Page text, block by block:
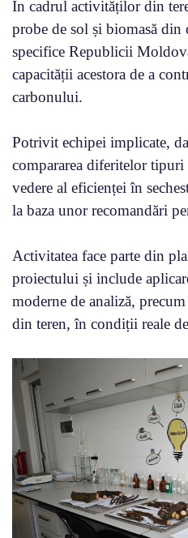
În cadrul activităților din
probe de sol și biomasă din
specifice Republicii
capacității acestora de a
carbonului.
Potrivit echipei implicate,
compararea diferitelor
vedere al eficienței în
la baza unor recomandări
Activitatea face parte din
proiectului și include
moderne de analiză,
din teren, în condiții reale